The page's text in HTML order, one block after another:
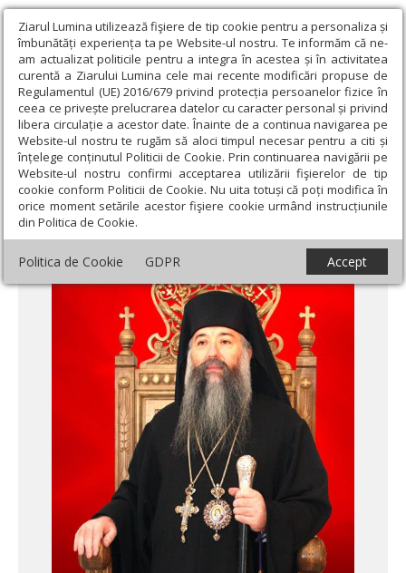
Ziarul Lumina utilizează fişiere de tip cookie pentru a personaliza și
îmbunătăți experiența ta pe Website-ul nostru. Te informăm că ne-
am actualizat politicile pentru a integra în acestea și în activitatea
curentă a Ziarului Lumina cele mai recente modificări propuse de
Regulamentul (UE) 2016/679 privind protecția persoanelor fizice în
ceea ce privește prelucrarea datelor cu caracter personal și privind
libera circulație a acestor date. Înainte de a continua navigarea pe
Website-ul nostru te rugăm să aloci timpul necesar pentru a citi și
înțelege conținutul Politicii de Cookie. Prin continuarea navigării pe
Website-ul nostru confirmi acceptarea utilizării fişierelor de tip
cookie conform Politicii de Cookie. Nu uita totuși că poți modifica în
orice moment setările acestor fişiere cookie urmând instrucțiunile
din Politica de Cookie.
Politica de Cookie GDPR Accept
Ziarul Lumina › Actualitate religioasă › Mesaje și cuvântări ›
Iisus Hristos – Lumina lumii
Iisus Hristos – Lumina lumii